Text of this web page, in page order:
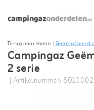
Terug naar Home |Geëmailleerd
Campingaz
2 serie
| Artikelnummer: